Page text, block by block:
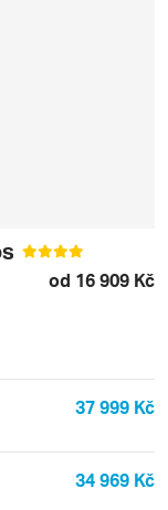
od 16 909 Kč
37 999 Kč
34 969 Kč